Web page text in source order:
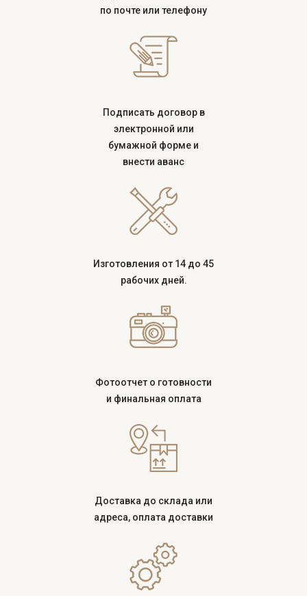
по почте или телефону
Подписать договор в
электронной или
бумажной форме и
внести аванс
Изготовления от 14 до 45
рабочих дней.
Фотоотчет о готовности
и финальная оплата
Доставка до склада или
адреса, оплата доставки